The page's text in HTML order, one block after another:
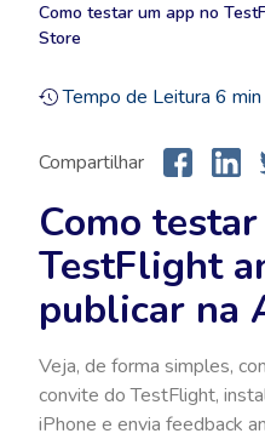
Como testar um app no
Store
Tempo de Leitura 6 min
Compartilhar
Como
TestFlight
publicar na
Veja, de forma simples,
convite do TestFlight,
iPhone e envia feedback